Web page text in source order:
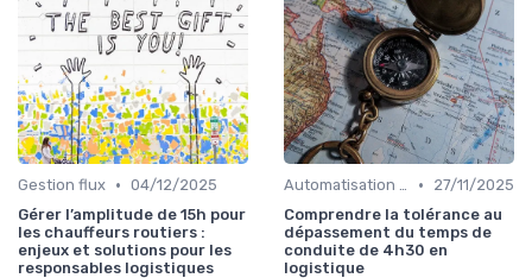
Gestion flux • 04/12/2025
Gérer l’amplitude de 15h pour
les chauffeurs routiers :
enjeux et solutions pour les
responsables logistiques
Automatisation processus •
27/11/2025
Comprendre la tolérance au
dépassement du temps de
conduite de 4h30 en
logistique